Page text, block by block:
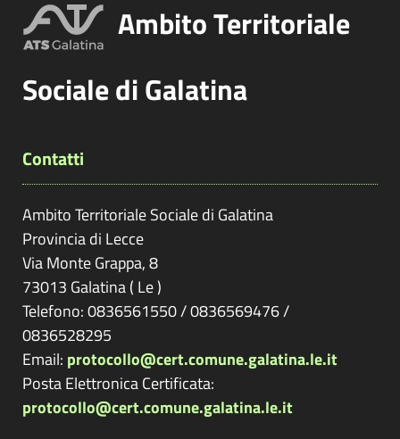
Ambito Territoriale
Sociale di Galatina
Contatti
Ambito Territoriale Sociale di Galatina
Provincia di Lecce
Via Monte Grappa, 8
73013 Galatina( Le)
Telefono: 0836561550 / 0836569476 /
0836528295
Email: protocollo@cert.comune.galatina.le.it
Posta Elettronica Certificata:
protocollo@cert.comune.galatina.le.it